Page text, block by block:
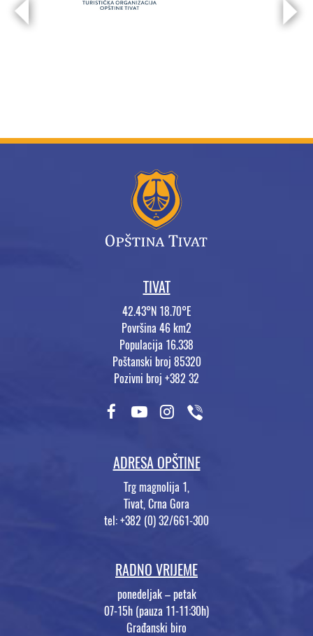
TIVAT
42.43°N 18.70°E
Površina 46 km2
Populacija 16.338
Poštanski broj 85320
Pozivni broj +382 32
ADRESA OPŠTINE
Trg magnolija 1,
Tivat, Crna Gora
tel: +382 (0) 32/661-300
RADNO VRIJEME
ponedeljak – petak
07-15h (pauza 11-11:30h)
Građanski biro